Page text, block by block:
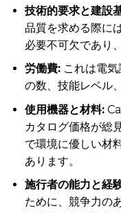
技術的要求と建設
品質を求める際に
必要不可欠であり
労働費:これは電気
の数、技能レベル
使用機器と材料:
カタログ価格が総
で環境に優しい材
あります。
施行者の能力と経
ために、競争力の